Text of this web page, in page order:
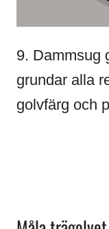
9. Dammsug
grundar alla
golvfärg och